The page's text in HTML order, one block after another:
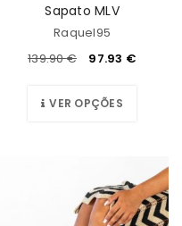
Sapato MLV
Raquel95
139.90€ 97.93 €
VER OPÇÕES